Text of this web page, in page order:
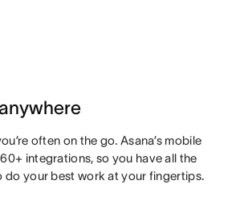
often on the go. Asana’s mobile
integrations, so you have all the
do your best work at your fingertips.